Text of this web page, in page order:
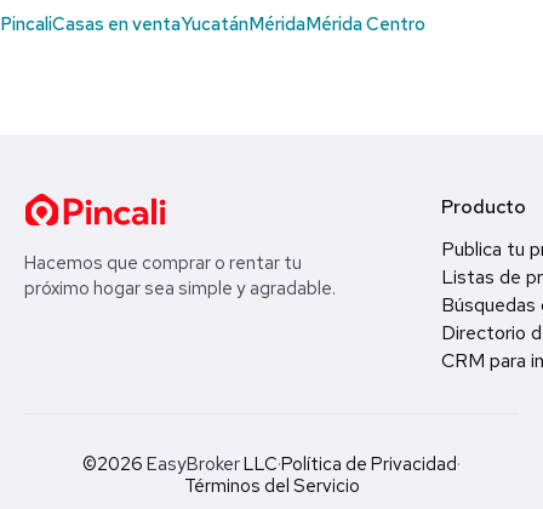
PincaliCasas en ventaYucatánMéridaMérida Centro
Hacemos que comprar o rentar tu
próximo hogar sea simple y agradable.
Producto
Publica tu
Listas de
Búsquedas
Directorio
CRM para
©2026 EasyBrokerLLC·Política de Privacidad·
Términos del Servicio